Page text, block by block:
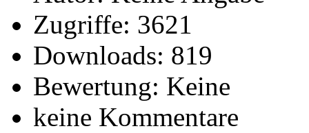
Zugriffe: 3621
Downloads: 819
Bewertung: Keine
keine Kommentare